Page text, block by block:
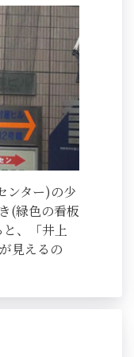
ンター)の少
(緑色の看板
、「井上
見えるの